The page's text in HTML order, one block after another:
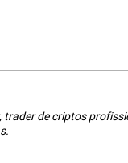
trader de criptos